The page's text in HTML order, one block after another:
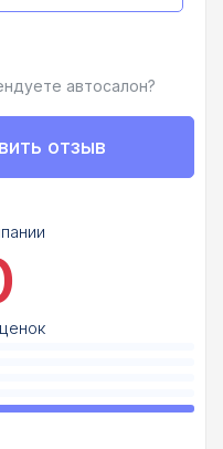
автосалон?
отзыв